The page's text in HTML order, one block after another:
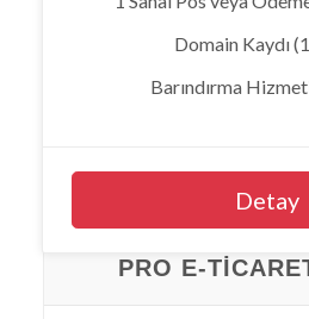
Domain Kaydı
Barındırma
Detay
PRO E-